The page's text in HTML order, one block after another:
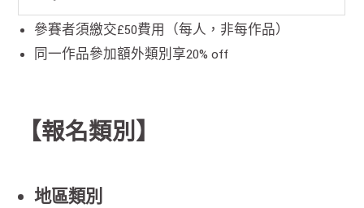
參賽者須繳交£50費用（每人，非每作品）
同一作品參加額外類別享20% off
【報名類別】
地區類別